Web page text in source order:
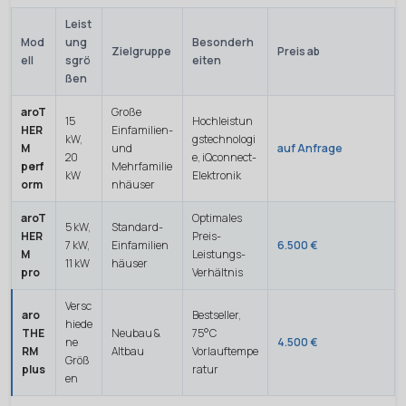
Mod
ell
Leist
ung
sgrö
ßen
Zielgruppe
Besonderh
eiten
Preis ab
aroT
HER
M
perf
orm
15
kW,
20
kW
Große
Einfamilien-
und
Mehrfamilie
nhäuser
Hochleistun
gstechnologi
e, iQconnect-
Elektronik
auf Anfrage
aroT
HER
M
pro
5 kW,
7 kW,
11 kW
Standard-
Einfamilien
häuser
Optimales
Preis-
Leistungs-
Verhältnis
6.500 €
aro
THE
RM
plus
Versc
hiede
ne
Größ
en
Neubau &
Altbau
Bestseller,
75°C
Vorlauftempe
ratur
4.500 €